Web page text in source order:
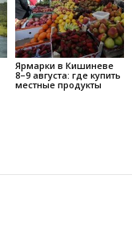
Ярмарки в Кишиневе
8–9 августа: где купить
местные продукты